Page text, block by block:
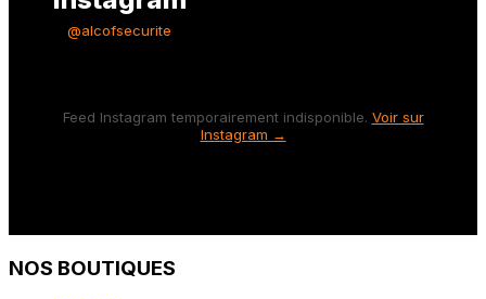
@alcofsecurite
Feed Instagram temporairement indisponible. Voir sur
Instagram →
NOS BOUTIQUES